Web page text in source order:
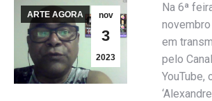
nov
3
2023
ARTE AGORA
Na 6ª
em
pelo
YouTube,